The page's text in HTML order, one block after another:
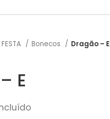
Bonecos Dragão – E
E